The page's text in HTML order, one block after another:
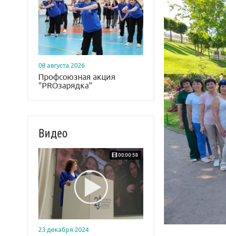
08 августа 2026
Профсоюзная акция
"PROзарядка"
Видео
00:00:58
23 декабря 2024